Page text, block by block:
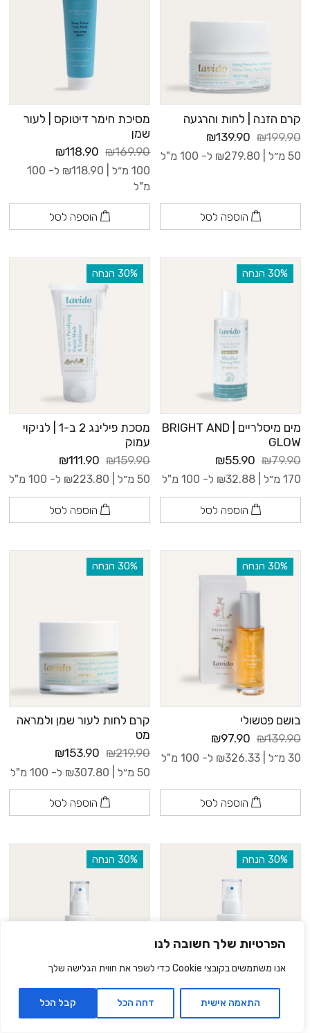
הפרטיות שלך חשובה לנו
אנו משתמשים בקובצי Cookie כדי לשפר את חווית הגלישה שלך
התאמה אישית דחה הכל קבל הכל
קרם הזנה | לחות והרגעה
₪199.90
₪139.90
50 מ״ל | ₪279.80 ל- 100 מ"ל
הוספה לסל
מסיכת חימר דיטוקס | לעור
שמן
₪169.90
₪118.90
100 מ״ל | ₪118.90
ל- 100
מ"ל
הוספה לסל
‫30% הנחה
מים מיסלריים | BRIGHT AND
GLOW
₪79.90
₪55.90
170 מ״ל | ₪32.88 ל- 100 מ"ל
הוספה לסל
‫30% הנחה
מסכת פילינג 2 ב-1 | לניקוי
עמוק
₪159.90
₪111.90
50 מ״ל | ₪223.80 ל- 100 מ"ל
הוספה לסל
‫30% הנחה
בושם פטשולי
₪139.90
₪97.90
30 מ״ל | ₪326.33 ל- 100 מ"ל
הוספה לסל
‫30% הנחה
קרם לחות לעור שמן ולמראה
מט
₪219.90
₪153.90
50 מ״ל | ₪307.80 ל- 100 מ"ל
הוספה לסל
‫30% הנחה ‫30% הנחה